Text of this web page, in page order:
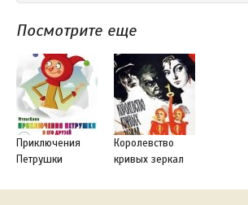
Посмотрите еще
Приключения
Петрушки
Королевство
кривых зеркал